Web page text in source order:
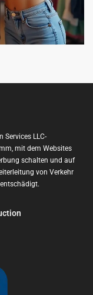
Services LLC-
mit dem Websites
schalten und auf
von Verkehr